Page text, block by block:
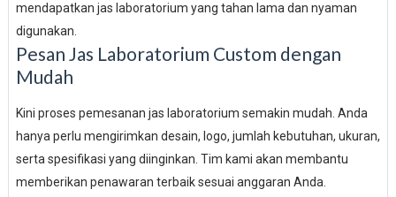
mendapatkan jas laboratorium yang tahan lama dan nyaman
digunakan.
Pesan Jas Laboratorium Custom dengan
Mudah
Kini proses pemesanan jas laboratorium semakin mudah. Anda
hanya perlu mengirimkan desain, logo, jumlah kebutuhan, ukuran,
serta spesifikasi yang diinginkan. Tim kami akan membantu
memberikan penawaran terbaik sesuai anggaran Anda.